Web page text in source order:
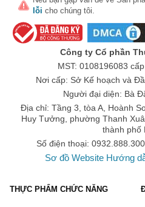
trước đó.
Tham khảo ý kiến
cần tư vấn, hãy tham
trước khi sử dụng sản phẩm.
Mục đích sử dụng khi
là người dùng cần hiểu
chức năng của mình là gì,
và liều lượng phù hợp, từ
Đọc kỹ hướng dẫn sử
hướng dẫn của nhà sản
dụng và bảo quản để đảm
Giá sản phẩm: Một yếu tố
tìm hiểu về giá cả chung
Mua ở địa chỉ uy tín
: Nên
lỗi cho chúng tôi.
Công ty Cổ phần
MST: 0108196083
Nơi cấp: Sở Kế hoạch và
Người đại diện: Bà
Địa chỉ: Tầng 3, tòa A, Hoành
Huy Tưởng, phường Thanh
thành phố
Số điện thoại:
Sơ đồ Website Hướng
THỰC PHẨM CHỨC NĂNG